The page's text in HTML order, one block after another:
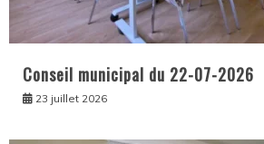
Conseil municipal du 22-07-2026
23 juillet 2026